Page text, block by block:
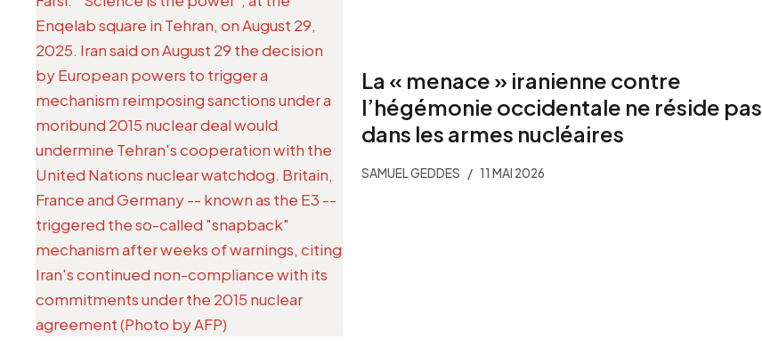
La « menace » iranienne contre
l’hégémonie occidentale ne réside pas
dans les armes nucléaires
SAMUEL GEDDES 11 MAI 2026